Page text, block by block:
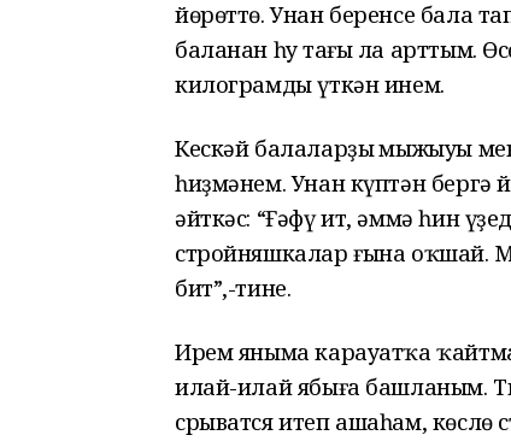
йөрөттө. Унан беренсе бала
баланан һуң тағы ла арттым.
килограмды үткән инем.
Кескәй балаларҙың мыжыуы
һиҙмәнем. Унан күптән бергә
әйткәс: “Ғәфү ит, әммә һин
стройняшкалар ғына оҡшай.
бит”,-тине.
Ирем яныма карауатҡа
илай-илай ябыға башланым.
срыватся итеп ашаһам, көслө